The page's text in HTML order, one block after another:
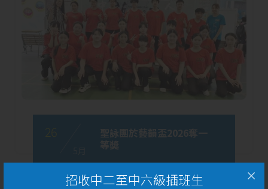
5 月
聖詠團於藝韻盃2026奪一
等奬
招收中二至中六級插班生